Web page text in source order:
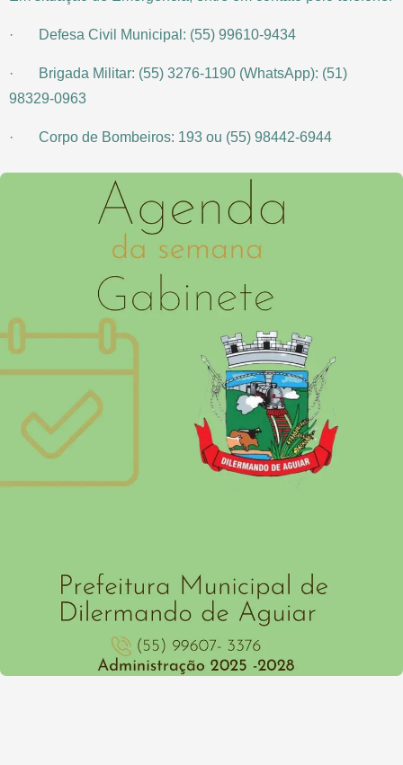
· Defesa Civil Municipal: (55) 99610-9434
· Brigada Militar: (55) 3276-1190 (WhatsApp): (51)
98329-0963
· Corpo de Bombeiros: 193 ou (55) 98442-6944